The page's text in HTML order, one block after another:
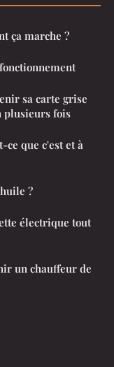
ça marche ?
sa carte grise
plusieurs fois
que c'est et à
?
électrique tout
un chauffeur de